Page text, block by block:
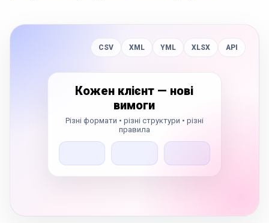
CSV XML YML XLSX API
Кожен клієнт — нові
вимоги
Різні формати • різні структури • різні
правила